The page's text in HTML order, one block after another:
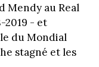
Mendy au Real
2019 - et
du Mondial
stagné et les